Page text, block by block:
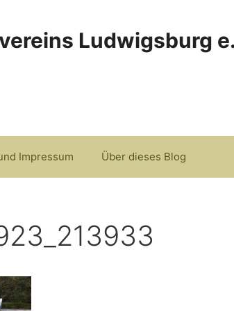
Ludwigsburg
Impressum Über dieses Blog